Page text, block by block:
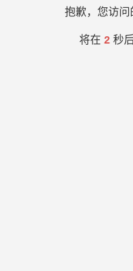
抱歉，您访问
将在 2秒